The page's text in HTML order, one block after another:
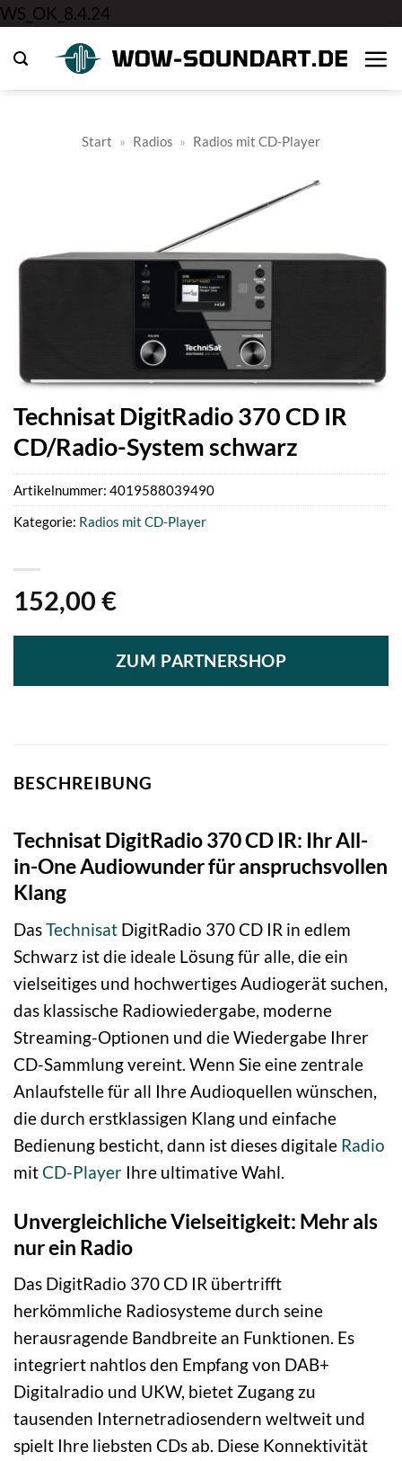
WS_OK_8.4.24
springen
Start » Radios » Radios mit CD-Player
Technisat DigitRadio 370 CD IR
CD/Radio-System schwarz
152,00 €
ZUM PARTNERSHOP
Artikelnummer: 4019588039490
Kategorie: Radios mit CD-Player
BESCHREIBUNG
Technisat DigitRadio 370 CD IR: Ihr All-
in-One Audiowunder für anspruchsvollen
Klang
DasTechnisat DigitRadio 370 CD IR in edlem
Schwarz ist die ideale Lösung für alle, die ein
vielseitiges und hochwertiges Audiogerät suchen,
das klassische Radiowiedergabe, moderne
Streaming-Optionen und die Wiedergabe Ihrer
CD-Sammlung vereint. Wenn Sie eine zentrale
Anlaufstelle für all Ihre Audioquellen wünschen,
die durch erstklassigen Klang und einfache
Bedienung besticht, dann ist dieses digitale Radio
mitCD-Player Ihre ultimative Wahl.
Unvergleichliche Vielseitigkeit: Mehr als
nur ein Radio
Das DigitRadio 370 CD IR übertrifft
herkömmliche Radiosysteme durch seine
herausragende Bandbreite an Funktionen. Es
integriert nahtlos den Empfang von DAB+
Digitalradio und UKW, bietet Zugang zu
tausenden Internetradiosendern weltweit und
spielt Ihre liebsten CDs ab. Diese Konnektivität